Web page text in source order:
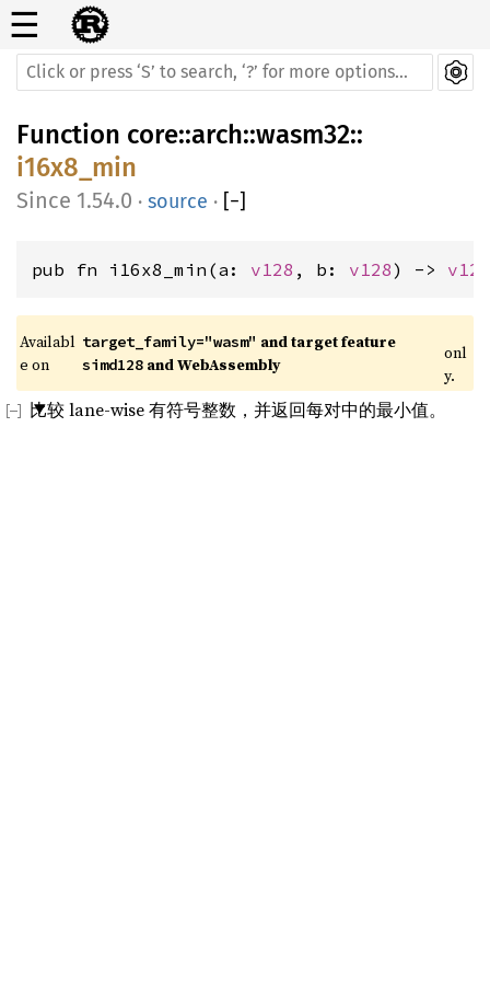
☰
Function core::arch::wasm32::
i16x8_min
1.54.0 · source · [−]
pub fn i16x8_min(a: v128 , b: v128) -> v128
Availabl
e on
target_family="wasm" and target feature
simd128 and WebAssembly
onl
y.
比较 lane-wise 有符号整数，并返回每对中的最小值。